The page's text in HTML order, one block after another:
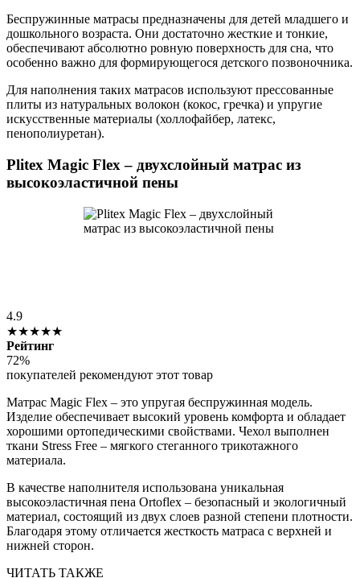
Беспружинные матрасы предназначены для детей младшего и
дошкольного возраста. Они достаточно жесткие и тонкие,
обеспечивают абсолютно ровную поверхность для сна, что
особенно важно для формирующегося детского позвоночника.
Для наполнения таких матрасов используют прессованные
плиты из натуральных волокон (кокос, гречка) и упругие
искусственные материалы (холлофайбер, латекс,
пенополиуретан).
Plitex Magic Flex – двухслойный матрас из
высокоэластичной пены
4.9
★★★★★
Рейтинг
72%
покупателей рекомендуют этот товар
Матрас Magic Flex – это упругая беспружинная модель.
Изделие обеспечивает высокий уровень комфорта и обладает
хорошими ортопедическими свойствами. Чехол выполнен
ткани Stress Free – мягкого стеганного трикотажного
материала.
В качестве наполнителя использована уникальная
высокоэластичная пена Ortoflex – безопасный и экологичный
материал, состоящий из двух слоев разной степени плотности.
Благодаря этому отличается жесткость матраса с верхней и
нижней сторон.
ЧИТАТЬ ТАКЖЕ